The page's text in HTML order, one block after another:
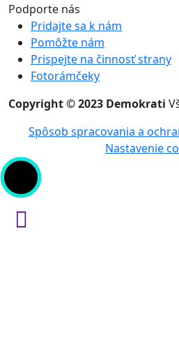
Podporte nás
Pridajte sa k nám
Pomôžte nám
Prispejte na činnosť strany
Fotorámčeky
Copyright © 2023 Demokrati
Spôsob spracovania a
Nastavenie